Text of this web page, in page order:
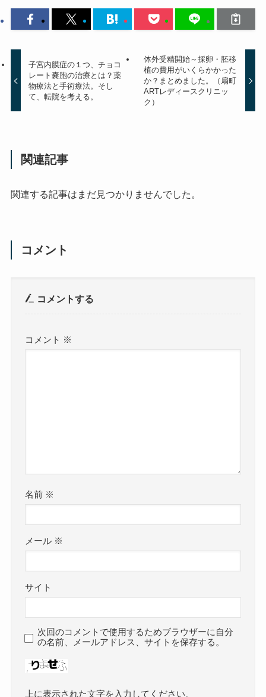
子宮内膜症の１つ、チョコ
レート嚢胞の治療とは？薬
物療法と手術療法。そし
て、転院を考える。
体外受精開始～採卵・胚移
植の費用がいくらかかった
か？まとめました。（扇町
ARTレディースクリニッ
ク）
関連記事
関連する記事はまだ見つかりませんでした。
コメント
コメントする
コメント ※
名前 ※
メール ※
サイト
次回のコメントで使用するためブラウザーに自分
の名前、メールアドレス、サイトを保存する。
上に表示された文字を入力してください。